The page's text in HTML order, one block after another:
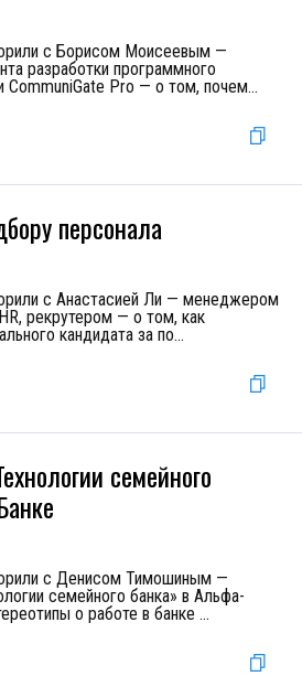
с Борисом Моисеевым —
разработки программного
CommuniGate Pro — о том, почем...
персонала
с Анастасией Ли — менеджером
рекрутером — о том, как
кандидата за по...
семейного
с Денисом Тимошиным —
семейного банка» в Альфа-
о работе в банке ...